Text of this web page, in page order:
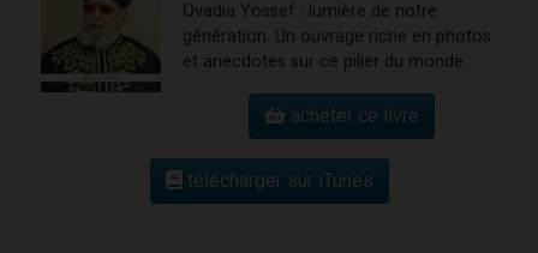
Ovadia Yossef : lumière de notre
génération. Un ouvrage riche en photos
et anecdotes sur ce pilier du monde.
acheter ce livre
télécharger sur iTunes